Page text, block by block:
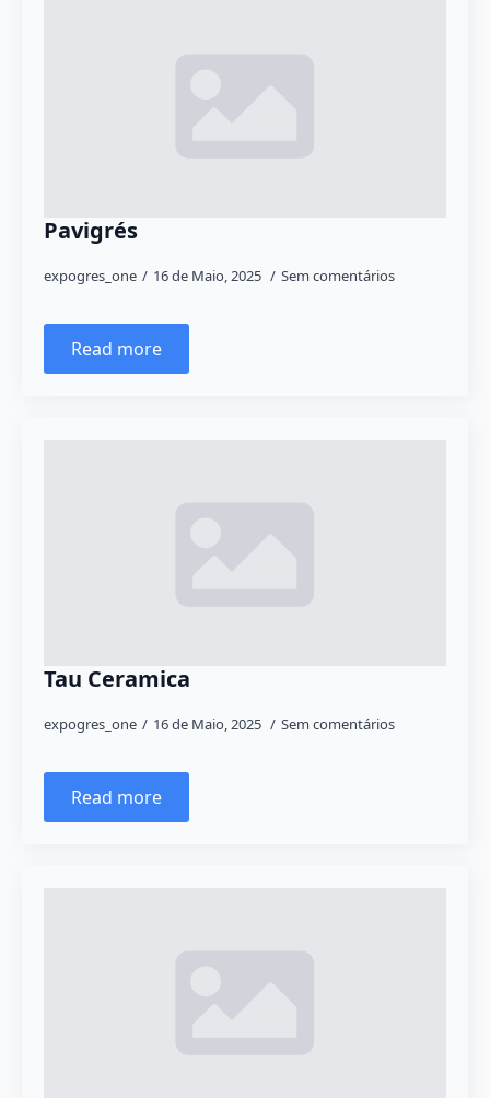
Pavigrés
expogres_one 16 de Maio, 2025 Sem comentários
Read more
Tau Ceramica
expogres_one 16 de Maio, 2025 Sem comentários
Read more